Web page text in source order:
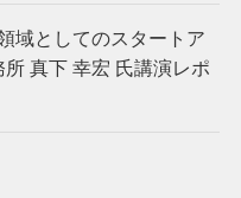
域としてのスタートア
真下 幸宏 氏講演レポ